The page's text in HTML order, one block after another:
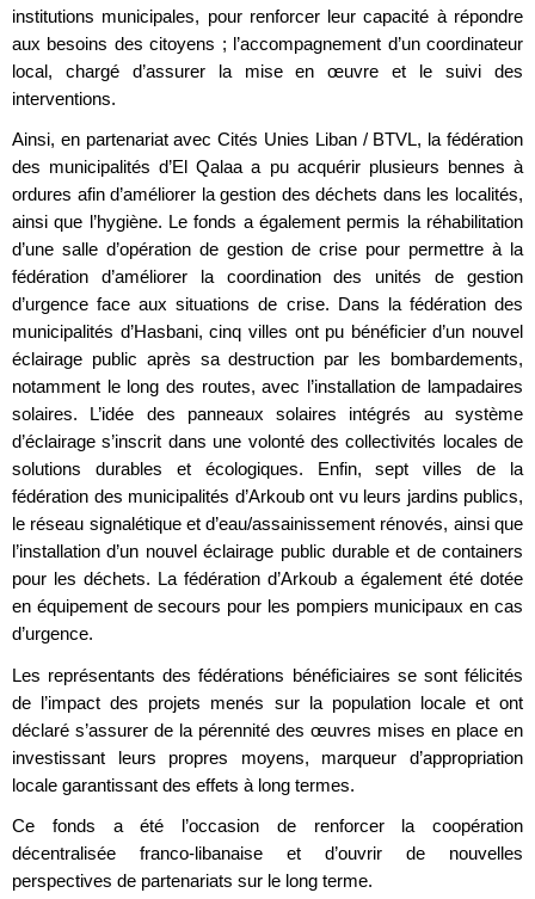
institutions municipales, pour renforcer leur capacité à répondre
aux besoins des citoyens ; l’accompagnement d’un coordinateur
local, chargé d’assurer la mise en œuvre et le suivi des
interventions.
Ainsi, en partenariat avec Cités Unies Liban / BTVL, la fédération
des municipalités d’El Qalaa a pu acquérir plusieurs bennes à
ordures afin d’améliorer la gestion des déchets dans les localités,
ainsi que l’hygiène. Le fonds a également permis la réhabilitation
d’une salle d’opération de gestion de crise pour permettre à la
fédération d’améliorer la coordination des unités de gestion
d’urgence face aux situations de crise. Dans la fédération des
municipalités d’Hasbani, cinq villes ont pu bénéficier d’un nouvel
éclairage public après sa destruction par les bombardements,
notamment le long des routes, avec l’installation de lampadaires
solaires. L’idée des panneaux solaires intégrés au système
d’éclairage s’inscrit dans une volonté des collectivités locales de
solutions durables et écologiques. Enfin, sept villes de la
fédération des municipalités d’Arkoub ont vu leurs jardins publics,
le réseau signalétique et d’eau/assainissement rénovés, ainsi que
l’installation d’un nouvel éclairage public durable et de containers
pour les déchets. La fédération d’Arkoub a également été dotée
en équipement de secours pour les pompiers municipaux en cas
d’urgence.
Les représentants des fédérations bénéficiaires se sont félicités
de l’impact des projets menés sur la population locale et ont
déclaré s’assurer de la pérennité des œuvres mises en place en
investissant leurs propres moyens, marqueur d’appropriation
locale garantissant des effets à long termes.
Ce fonds a été l’occasion de renforcer la coopération
décentralisée franco-libanaise et d’ouvrir de nouvelles
perspectives de partenariats sur le long terme.